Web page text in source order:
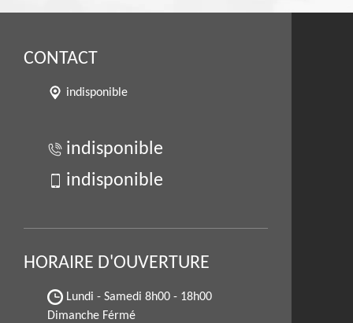
CONTACT
indisponible
indisponible
indisponible
HORAIRE D'OUVERTURE
Lundi - Samedi 8h00 - 18h00
Dimanche Férmé